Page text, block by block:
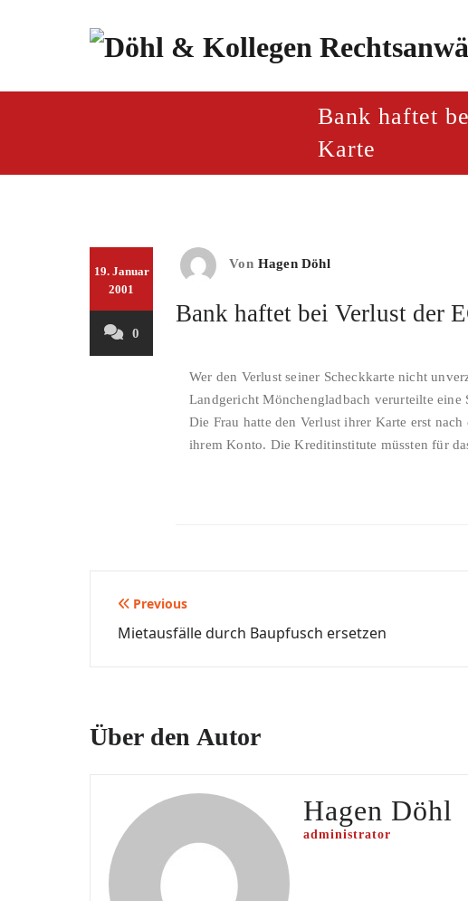
paragraf.info
Bank haftet
Karte
19. Januar
2001
0
Von Hagen Döhl
Bank haftet bei Verlust der
Wer den Verlust seiner Scheckkarte nicht
Landgericht Mönchengladbach verurteilte
Die Frau hatte den Verlust ihrer Karte erst
ihrem Konto. Die Kreditinstitute müssten für
Beitragsnavigation
Previous
Mietausfälle durch Baupfusch ersetzen
Über den Autor
Hagen Döhl
administrator